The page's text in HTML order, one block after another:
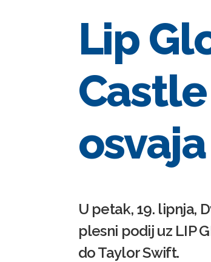
Lip
U petak, 19. lipnja,
plesni podij uz LIP
do Taylor Swift.